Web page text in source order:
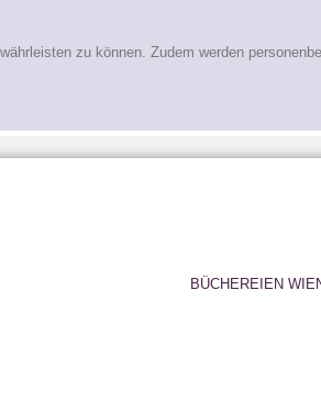
zu können. Zudem werden
BÜCHEREIEN